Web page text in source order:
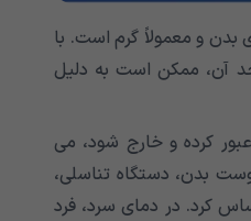
بدن و معمولاً گرم است. با
آن، ممکن است به دلیل
عبور کرده و خارج شود، می
بدن، دستگاه تناسلی،
کرد. در دمای سرد، فرد